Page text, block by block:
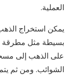
العملية.
يمكن استخراج
بسيطة مثل مطرقة
على الذهب إلى
الشوائب. ومن ثم